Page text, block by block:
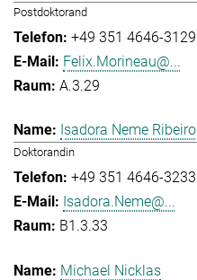
Postdoktorand
+49 351 4646-3129
Felix.Morineau@...
A.3.29
Isadora Neme Ribeiro
Doktorandin
+49 351 4646-3233
Isadora.Neme@...
B1.3.33
Michael Nicklas